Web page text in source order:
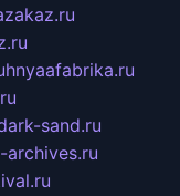
sand.ru
archives.ru